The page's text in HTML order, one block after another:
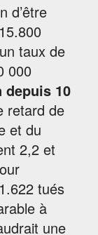
d’être
taux de
000
depuis 10
retard de
et du
2,2 et
tués
à
une